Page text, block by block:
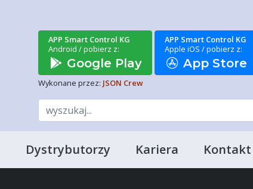
APP Smart Control KG
Android / pobierz z:
Google Play
APP Smart Control KG
Apple iOS / pobierz z:
App Store
Wykonane przez: JSON Crew
Dystrybutorzy Kariera Kontakt